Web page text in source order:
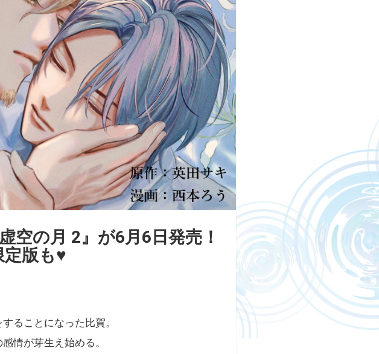
空の月 2』が6月6日発売！
版も♥
ることになった比賀。
情が芽生え始める。